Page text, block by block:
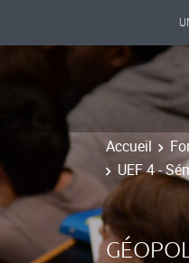
Accueil
UEF 4 -